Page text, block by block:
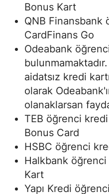
Bonus Kart
QNB Finansbank
CardFinans Go
Odeabank
aidatsız kredi
olarak
olanaklarsan
TEB öğrenci
Bonus Card
HSBC öğrenci
Halkbank öğrenci
Kart
Yapı Kredi